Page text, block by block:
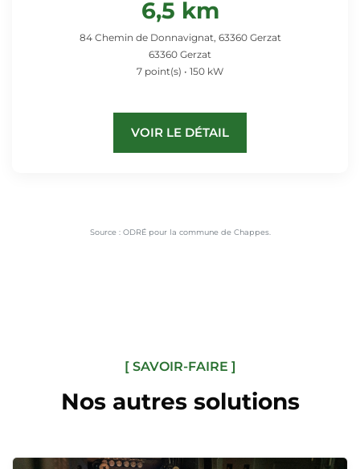
6,5 km
84 Chemin de Donnavignat, 63360 Gerzat
63360 Gerzat
7 point(s) • 150 kW
VOIR LE DÉTAIL
Source : ODRÉ pour la commune de Chappes.
[ SAVOIR-FAIRE ]
Nos autres solutions